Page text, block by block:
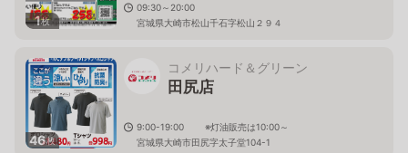
1枚
09:30～20:00
宮城県大崎市松山千石字松山２９４
46枚
コメリハード＆グリーン
田尻店
9:00-19:00 ※灯油販売は10:00～
宮城県大崎市田尻字太子堂104-1